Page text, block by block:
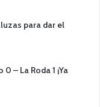
para dar el
– La Roda 1 ¡Ya